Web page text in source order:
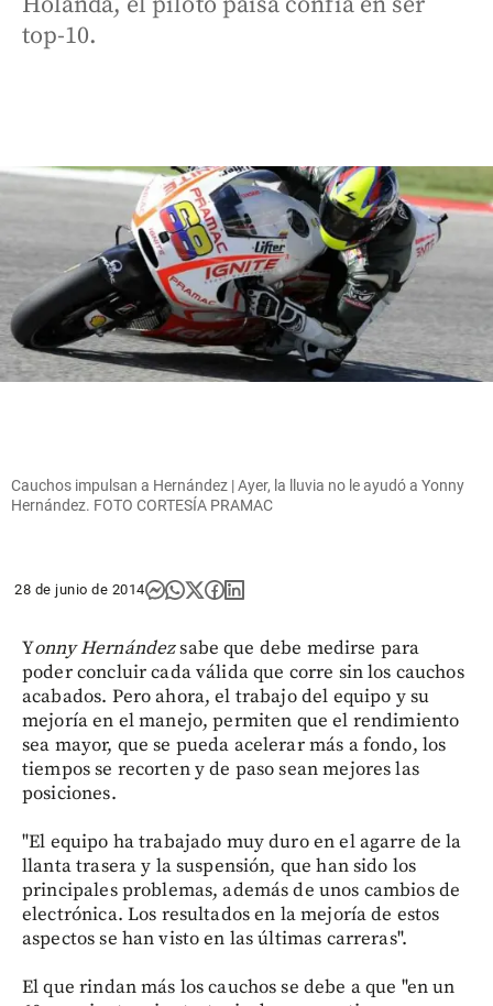
top-10.
Cauchos impulsan a Hernández | Ayer, la lluvia no le ayudó a Yonny
Hernández. FOTO CORTESÍA PRAMAC
28 de junio de 2014
Yonny Hernándezsabe que debe medirse para
poder concluir cada válida que corre sin los cauchos
acabados. Pero ahora, el trabajo del equipo y su
mejoría en el manejo, permiten que el rendimiento
sea mayor, que se pueda acelerar más a fondo, los
tiempos se recorten y de paso sean mejores las
posiciones.
"El equipo ha trabajado muy duro en el agarre de la
llanta trasera y la suspensión, que han sido los
principales problemas, además de unos cambios de
electrónica. Los resultados en la mejoría de estos
aspectos se han visto en las últimas carreras".
El que rindan más los cauchos se debe a que "en un